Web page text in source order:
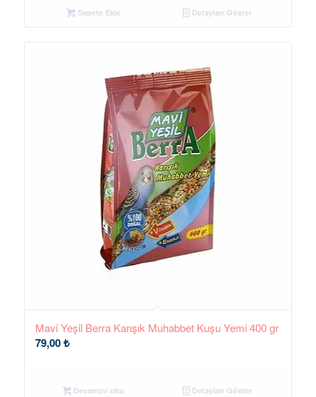
Sepete Ekle Detayları Göster
Mavi Yeşil Berra Karışık Muhabbet Kuşu Yemi 400 gr
79,00₺
Devamını oku Detayları Göster